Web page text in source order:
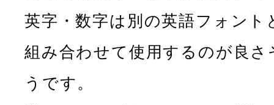
英字・数字は別の英語フォント
組み合わせて使用するのが良さ
うです。